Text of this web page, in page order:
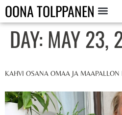
OONA TOLPPANEN
DAY: MAY 23,
KAHVI OSANA OMAA JA MAAPALLON